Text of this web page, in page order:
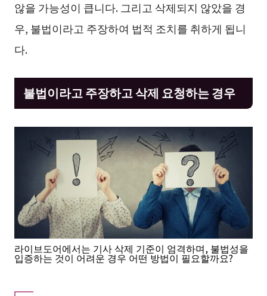
않을 가능성이 큽니다. 그리고 삭제되지 않았을 경
우, 불법이라고 주장하여 법적 조치를 취하게 됩니
다.
불법이라고 주장하고 삭제 요청하는 경우
라이브도어에서는 기사 삭제 기준이 엄격하며, 불법성을
입증하는 것이 어려운 경우 어떤 방법이 필요할까요?